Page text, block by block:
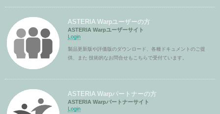
ASTERIA Warpユーザーの方
ASTERIA Warpユーザーサイト
Login
製品更新版や評価版のダウンロード、各種ドキュメントのご提
供、また 技術的なお問合せもこちらで受付ています。
ASTERIA Warpパートナーの方
ASTERIA Warpパートナーサイト
Login